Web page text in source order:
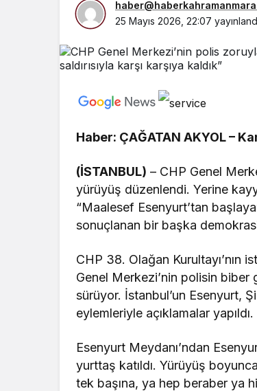
25 Mayıs 2026, 22:07
Haber: ÇAĞATAN AKYOL –
(İSTANBUL) – CHP Genel
yürüyüş düzenlendi. Yerine
“Maalesef Esenyurt’tan
sonuçlanan bir başka demokrasi
CHP 38. Olağan Kurultayı’nın
Genel Merkezi’nin polisin biber
sürüyor. İstanbul’un Esenyurt,
eylemleriyle açıklamalar yapıldı.
Esenyurt Meydanı’ndan
yurttaş katıldı. Yürüyüş
tek başına, ya hep beraber ya